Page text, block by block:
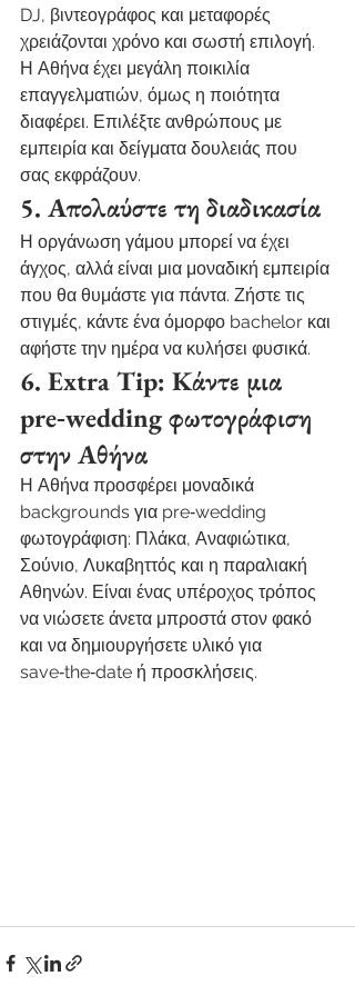
DJ, βιντεογράφος και μεταφορές
χρειάζονται χρόνο και σωστή επιλογή.
Η Αθήνα έχει μεγάλη ποικιλία
επαγγελματιών, όμως η ποιότητα
διαφέρει. Επιλέξτε ανθρώπους με
εμπειρία και δείγματα δουλειάς που
σας εκφράζουν.
5. Απολαύστε τη διαδικασία
Η οργάνωση γάμου μπορεί να έχει
άγχος, αλλά είναι μια μοναδική εμπειρία
που θα θυμάστε για πάντα. Ζήστε τις
στιγμές, κάντε ένα όμορφο bachelor και
αφήστε την ημέρα να κυλήσει φυσικά.
6. Extra Tip: Κάντε μια
pre‑wedding φωτογράφιση
στην Αθήνα
Η Αθήνα προσφέρει μοναδικά
backgrounds για pre‑wedding
φωτογράφιση: Πλάκα, Αναφιώτικα,
Σούνιο, Λυκαβηττός και η παραλιακή
Αθηνών. Είναι ένας υπέροχος τρόπος
να νιώσετε άνετα μπροστά στον φακό
και να δημιουργήσετε υλικό για
save‑the‑date ή προσκλήσεις.